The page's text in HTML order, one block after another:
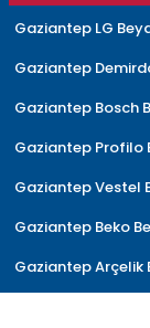
Gaziantep LG
Gaziantep
Gaziantep Bosch
Gaziantep Profilo
Gaziantep Vestel
Gaziantep Beko
Gaziantep Arçelik